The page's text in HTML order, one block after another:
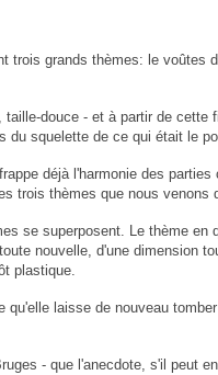
trois grands thèmes: le voûtes
douce - et à partir de cette
du squelette de ce qui était le
déjà l'harmonie des
trois thèmes que nous venons
se superposent. Le thème en
nouvelle, d'une dimension
plastique.
laisse de nouveau
- que l'anecdote, s'il peut